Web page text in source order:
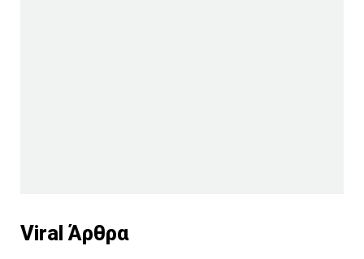
Viral Άρθρα